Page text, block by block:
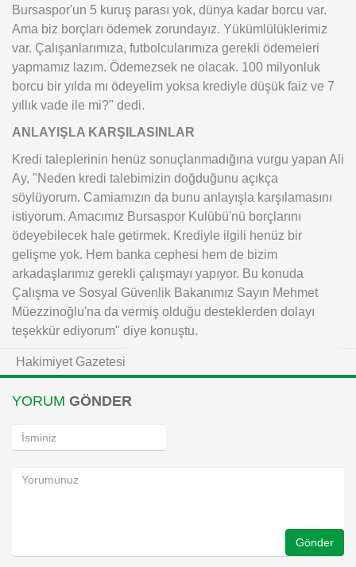
Bursaspor'un 5 kuruş parası yok, dünya kadar borcu var.
Ama biz borçları ödemek zorundayız. Yükümlülüklerimiz
var. Çalışanlarımıza, futbolcularımıza gerekli ödemeleri
yapmamız lazım. Ödemezsek ne olacak. 100 milyonluk
borcu bir yılda mı ödeyelim yoksa krediyle düşük faiz ve 7
yıllık vade ile mi?" dedi.
ANLAYIŞLA KARŞILASINLAR
Kredi taleplerinin henüz sonuçlanmadığına vurgu yapan Ali
Ay, "Neden kredi talebimizin doğduğunu açıkça
söylüyorum. Camiamızın da bunu anlayışla karşılamasını
istiyorum. Amacımız Bursaspor Kulübü'nü borçlarını
ödeyebilecek hale getirmek. Krediyle ilgili henüz bir
gelişme yok. Hem banka cephesi hem de bizim
arkadaşlarımız gerekli çalışmayı yapıyor. Bu konuda
Çalışma ve Sosyal Güvenlik Bakanımız Sayın Mehmet
Müezzinoğlu'na da vermiş olduğu desteklerden dolayı
teşekkür ediyorum" diye konuştu.
Hakimiyet Gazetesi
YORUM GÖNDER
Gönder